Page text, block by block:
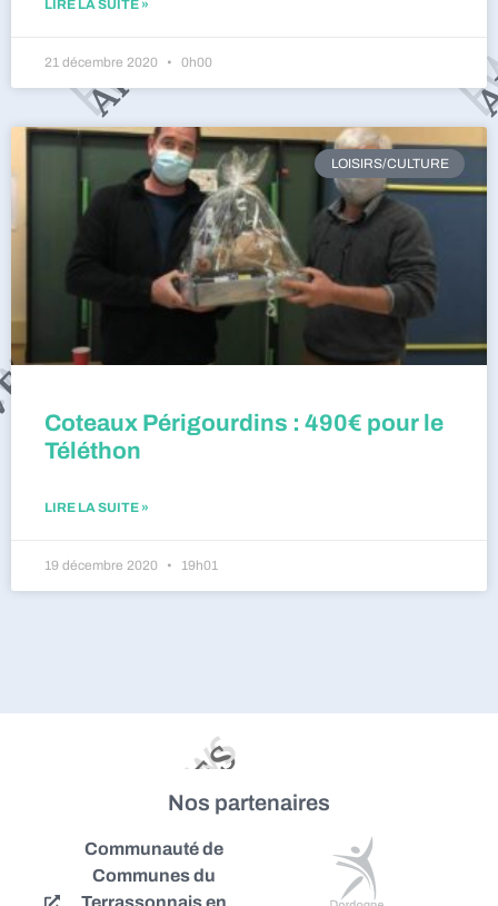
LIRE LA SUITE »
21 décembre 2020 0h00
LOISIRS/CULTURE
Coteaux Périgourdins : 490€ pour le
Téléthon
LIRE LA SUITE »
19 décembre 2020 19h01
Nos partenaires
Communauté de
Communes du
Terrassonnais en